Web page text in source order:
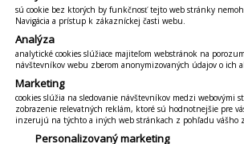
aj začiatok nového školského roku. S tým je
iKelp je možné si zapnúť v novších
sú cookie bez ktorých by funkčnosť tejto web stránky
Navigácia a prístup k zákazníckej časti webu.
Analýza
analytické cookies slúžiace majiteľom webstránok na
návštevníkov webu zberom anonymizovaných údajov o ich
Marketing
cookies slúžia na sledovanie návštevníkov medzi webovými
zobrazenie relevatných reklám, ktoré sú hodnotnejšie pre
inzerujú na týchto a iných web stránkach z pohľadu vášho
Personalizovaný marketing